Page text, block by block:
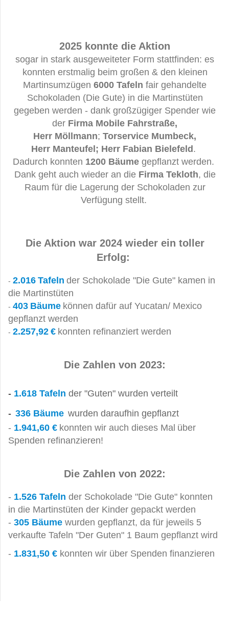
2025 konnte die Aktion
sogar in stark ausgeweiteter Form stattfinden: es
konnten erstmalig beim großen & den kleinen
Martinsumzügen 6000 Tafeln fair gehandelte
Schokoladen (Die Gute) in die Martinstüten
gegeben werden - dank großzügiger Spender wie
der Firma Mobile Fahrstraße,
Herr Möllmann; Torservice Mumbeck,
Herr Manteufel; Herr Fabian Bielefeld .
Dadurch konnten 1200 Bäume gepflanzt werden.
Dank geht auch wieder an die Firma Tekloth, die
Raum für die Lagerung der Schokoladen zur
Verfügung stellt.
Die Aktion war 2024 wieder ein toller
Erfolg:
- 2.016 Tafeln der Schokolade "Die Gute" kamen in
die Martinstüten
- 403 Bäume können dafür auf Yucatan/ Mexico
gepflanzt werden
- 2.257,92 € konnten refinanziert werden
Die Zahlen von 2023:
- 1.618 Tafeln der "Guten" wurden verteilt
- 336 Bäume wurden daraufhin gepflanzt
- 1.941,60 € konnten wir auch dieses Mal über
Spenden refinanzieren!
Die Zahlen von 2022:
- 1.526 Tafeln der Schokolade "Die Gute" konnten
in die Martinstüten der Kinder gepackt werden
- 305 Bäume wurden gepflanzt, da für jeweils 5
verkaufte Tafeln "Der Guten" 1 Baum gepflanzt wird
- 1.831,50 € konnten wir über Spenden finanzieren